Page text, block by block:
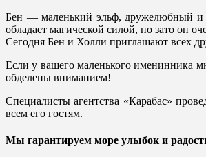
Бен — маленький эльф, дружелюбный и
обладает магической силой, но зато он
Сегодня Бен и Холли приглашают всех
Если у вашего маленького именинника
обделены вниманием!
Специалисты агентства «Карабас»
всем его гостям.
Мы гарантируем море улыбок и